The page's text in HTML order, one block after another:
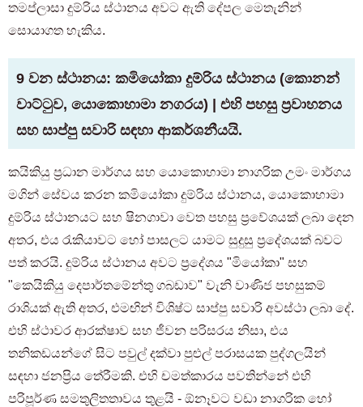
තමප්ලාසා දුම්රිය ස්ථානය අවට ඇති දේපල මෙතැනින්
සොයාගත හැකිය.
9 වන ස්ථානය: කමියෝකා දුම්රිය ස්ථානය (කොනන්
වාට්ටුව, යොකොහාමා නගරය) | එහි පහසු ප්‍රවාහනය
සහ සාප්පු සවාරි සඳහා ආකර්ශනීයයි.
කයිකියු ප්‍රධාන මාර්ගය සහ යොකොහාමා නාගරික උමං මාර්ගය
මගින් සේවය කරන කමියෝකා දුම්රිය ස්ථානය, යොකොහාමා
දුම්රිය ස්ථානයට සහ ෂිනගාවා වෙත පහසු ප්‍රවේශයක් ලබා දෙන
අතර, එය රැකියාවට හෝ පාසලට යාමට සුදුසු ප්‍රදේශයක් බවට
පත් කරයි. දුම්රිය ස්ථානය අවට ප්‍රදේශය "මියෝකා" සහ
"කෙයිකියු දෙපාර්තමේන්තු ගබඩාව" වැනි වාණිජ පහසුකම්
රාශියක් ඇති අතර, එමඟින් විශිෂ්ට සාප්පු සවාරි අවස්ථා ලබා දේ.
එහි ස්ථාවර ආරක්ෂාව සහ ජීවන පරිසරය නිසා, එය
තනිකඩයන්ගේ සිට පවුල් දක්වා පුළුල් පරාසයක පුද්ගලයින්
සඳහා ජනප්‍රිය තේරීමකි. එහි චමත්කාරය පවතින්නේ එහි
පරිපූර්ණ සමතුලිතතාවය තුළයි - ඕනෑවට වඩා නාගරික හෝ